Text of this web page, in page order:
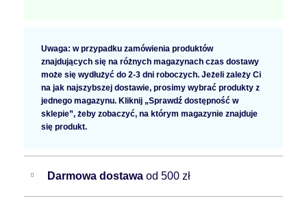
Uwaga: w przypadku zamówienia produktów
znajdujących się na różnych magazynach czas dostawy
może się wydłużyć do 2-3 dni roboczych. Jeżeli zależy Ci
na jak najszybszej dostawie, prosimy wybrać produkty z
jednego magazynu. Kliknij „Sprawdź dostępność w
sklepie”, żeby zobaczyć, na którym magazynie znajduje
się produkt.
Darmowa dostawa od 500 zł